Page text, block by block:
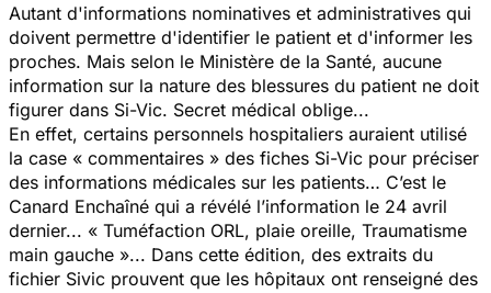
Autant d'informations nominatives et administratives qui
doivent permettre d'identifier le patient et d'informer les
proches. Mais selon le Ministère de la Santé, aucune
information sur la nature des blessures du patient ne doit
figurer dans Si-Vic. Secret médical oblige...
En effet, certains personnels hospitaliers auraient utilisé
la case « commentaires » des fiches Si-Vic pour préciser
des informations médicales sur les patients… C’est le
Canard Enchaîné qui a révélé l’information le 24 avril
dernier... « Tuméfaction ORL, plaie oreille, Traumatisme
main gauche »... Dans cette édition, des extraits du
fichier Sivic prouvent que les hôpitaux ont renseigné des